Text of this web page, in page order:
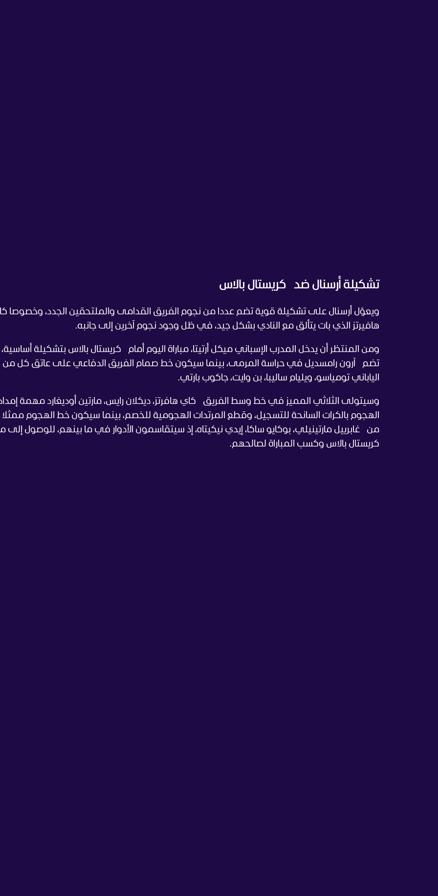
تشكيلة أرسنال ضد كريستال بالاس
ويعوّل أرسنال على تشكيلة قوية تضم عددا من نجوم الفريق القدامى والملتحقين الجدد، وخصوصا
هافيرتز الذي بات يتألق مع النادي بشكل جيد، في ظل وجود نجوم آخرين إلى جانبه.
ومن المنتظر أن يدخل المدرب الإسباني ميكل أرتيتا، مباراة اليوم أمام كريستال بالاس بتشكيلة أساسية،
تضم آرون رامسديل في حراسة المرمى، بينما سيكون خط صمام الفريق الدفاعي على عاتق كل من
الياباني تومياسو، ويليام ساليبا، بن وايت، جاكوب بارتي.
وسيتولى الثلاثي المميز في خط وسط الفريق كاي هافرتز، ديكلان رايس، مارتين أوديغارد مهمة
الهجوم بالكرات السانحة للتسجيل، وقطع المرتدات الهجومية للخصم، بينما سيكون خط الهجوم
من غابرييل مارتينيلي، بوكايو ساكا، إيدي نيكيتاه، إذ سيتقاسمون الأدوار في ما بينهم، للوصول
كريستال بالاس وكسب المباراة لصالحهم.